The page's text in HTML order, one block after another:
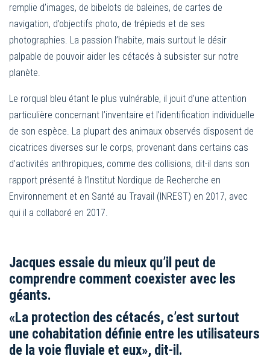
remplie d’images, de bibelots de baleines, de cartes de
navigation, d’objectifs photo, de trépieds et de ses
photographies. La passion l’habite, mais surtout le désir
palpable de pouvoir aider les cétacés à subsister sur notre
planète.
Le rorqual bleu étant le plus vulnérable, il jouit d’une attention
particulière concernant l’inventaire et l’identification individuelle
de son espèce. La plupart des animaux observés disposent de
cicatrices diverses sur le corps, provenant dans certains cas
d’activités anthropiques, comme des collisions, dit-il dans son
rapport présenté à l’Institut Nordique de Recherche en
Environnement et en Santé au Travail (INREST) en 2017, avec
qui il a collaboré en 2017.
Jacques essaie du mieux qu’il peut de
comprendre comment coexister avec les
géants.
«La protection des cétacés, c’est surtout
une cohabitation définie entre les utilisateurs
de la voie fluviale et eux», dit-il.